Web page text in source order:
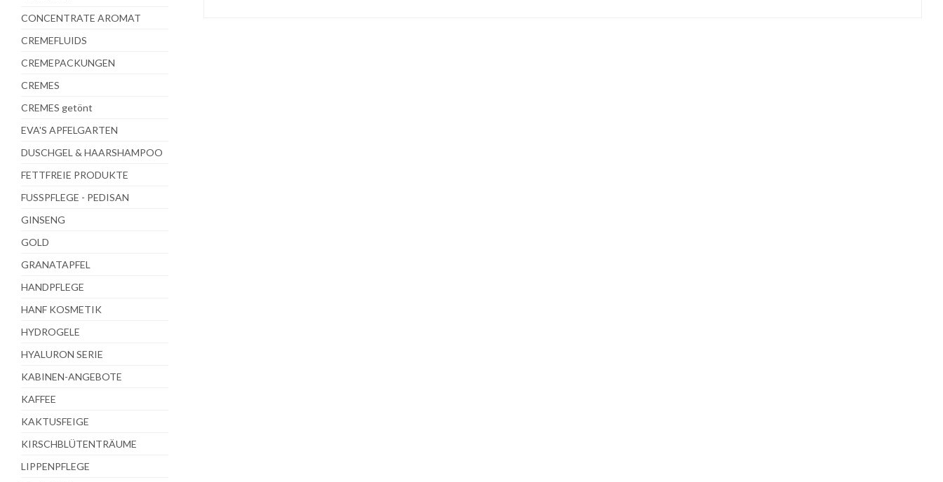
CONCENTRATE AROMAT
CREMEFLUIDS
CREMEPACKUNGEN
CREMES
CREMES getönt
EVA'S APFELGARTEN
DUSCHGEL & HAARSHAMPOO
FETTFREIE PRODUKTE
FUSSPFLEGE - PEDISAN
GINSENG
GOLD
GRANATAPFEL
HANDPFLEGE
HANF KOSMETIK
HYDROGELE
HYALURON SERIE
KABINEN-ANGEBOTE
KAFFEE
KAKTUSFEIGE
KIRSCHBLÜTENTRÄUME
LIPPENPFLEGE